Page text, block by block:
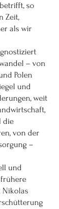
so
Zeit,
als wir
– von
Polen
und
weit
die
von der
–
und
Nikolas